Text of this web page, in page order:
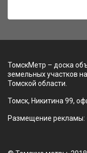
ТомскМетр – доска
земельных участков
Томской области.
Томск, Никитина 99,
Размещение рекламы: